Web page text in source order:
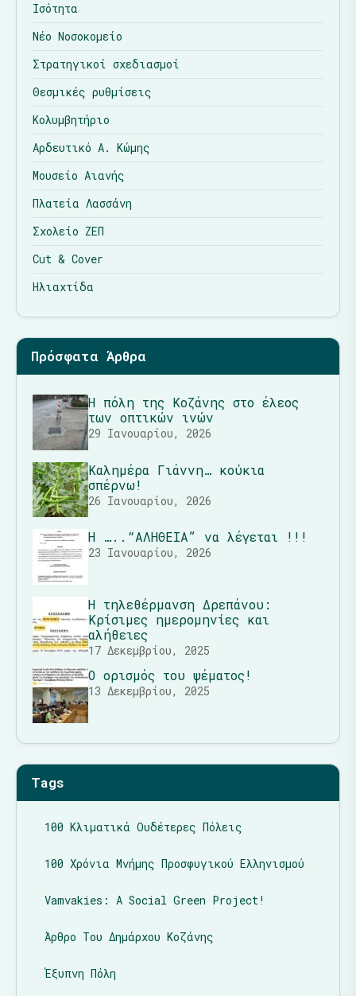
Ισότητα
Νέο Νοσοκομείο
Στρατηγικοί σχεδιασμοί
Θεσμικές ρυθμίσεις
Κολυμβητήριο
Αρδευτικό Α. Κώμης
Μουσείο Αιανής
Πλατεία Λασσάνη
Σχολείο ΖΕΠ
Cut & Cover
Ηλιαχτίδα
Πρόσφατα Άρθρα
Η πόλη της Κοζάνης στο έλεος
των οπτικών ινών
29 Ιανουαρίου, 2026
Καλημέρα Γιάννη… κούκια
σπέρνω!
26 Ιανουαρίου, 2026
Η …..“ΑΛΗΘΕΙΑ” να λέγεται !!!
23 Ιανουαρίου, 2026
Η τηλεθέρμανση Δρεπάνου:
Κρίσιμες ημερομηνίες και
αλήθειες
17 Δεκεμβρίου, 2025
Ο ορισμός του ψέματος!
13 Δεκεμβρίου, 2025
Tags
100 Κλιματικά Ουδέτερες Πόλεις
100 Χρόνια Μνήμης Προσφυγικού Ελληνισμού
Vamvakies: A Social Green Project!
Άρθρο Του Δημάρχου Κοζάνης
Έξυπνη Πόλη